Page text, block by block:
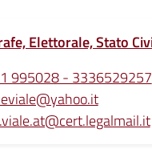
Elettorale, Stato
995028 - 3336529257